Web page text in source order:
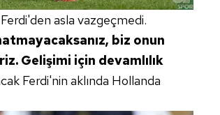
Ferdi'den asla vazgeçmedi.
biz onun
Gelişimi için devamlılık
Ferdi'nin aklında Hollanda